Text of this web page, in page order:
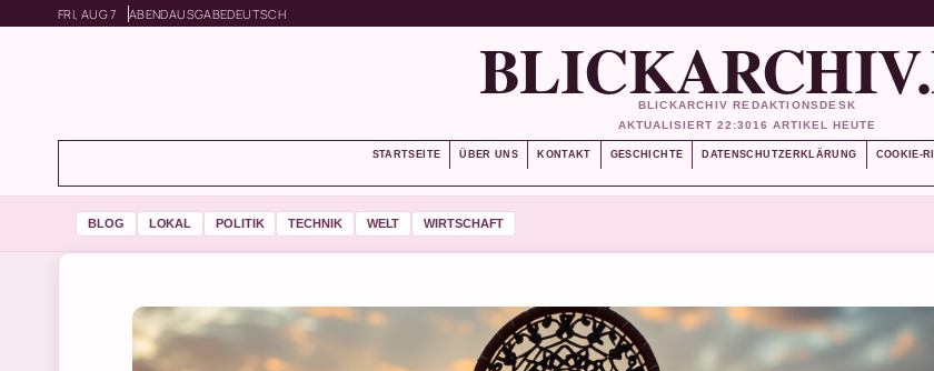
FRI, AUG 7 ABENDAUSGABEDEUTSCH
BLICKARCHIV REDAKTIONSDESK
AKTUALISIERT 22:3016 ARTIKEL HEUTE
STARTSEITE ÜBER UNS KONTAKT GESCHICHTE DATENSCHUTZERKLÄRUNG COOKIE-
BLOG LOKAL POLITIK TECHNIK WELT WIRTSCHAFT